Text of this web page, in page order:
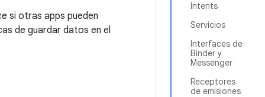
Intents
Servicios
Interfaces de
Binder y
Messenger
Receptores
de emisiones
si otras apps pueden
de guardar datos en el